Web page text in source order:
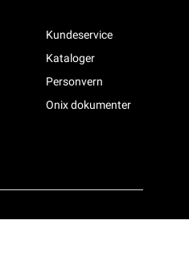
Kundeservice
Kataloger
Personvern
Onix dokumenter